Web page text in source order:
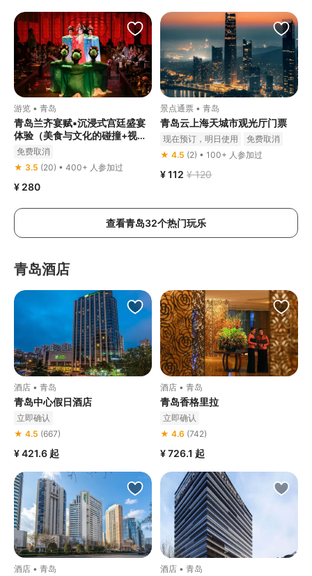
游览 • 青岛
青岛兰齐宴赋▪沉浸式宫廷盛宴
体验（美食与文化的碰撞+视觉
享受+中国风演绎+可选服装化
免费取消
★ 3.5 (20) • 400+ 人参加过
¥ 280
景点通票 • 青岛
青岛云上海天城市观光厅门票
现在预订，明日使用
免费取消
★ 4.5 (2) • 100+ 人参加过
¥ 112 ¥ 120
查看青岛32个热门玩乐
青岛酒店
酒店 • 青岛
青岛中心假日酒店
立即确认
★ 4.5 (667)
¥ 421.6 起
酒店 • 青岛
青岛香格里拉
立即确认
★ 4.6 (742)
¥ 726.1 起
酒店 • 青岛 酒店 • 青岛